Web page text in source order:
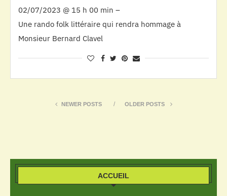
02/07/2023 @ 15 h 00 min –
Une rando folk littéraire qui rendra hommage à
Monsieur Bernard Clavel
NEWER POSTS OLDER POSTS
ACCUEIL